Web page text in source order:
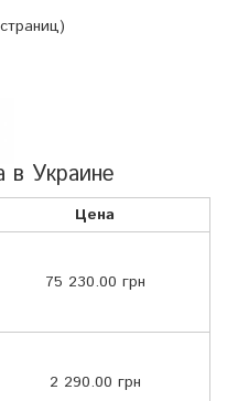
в Украине
Цена
75 230.00 грн
2 290.00 грн